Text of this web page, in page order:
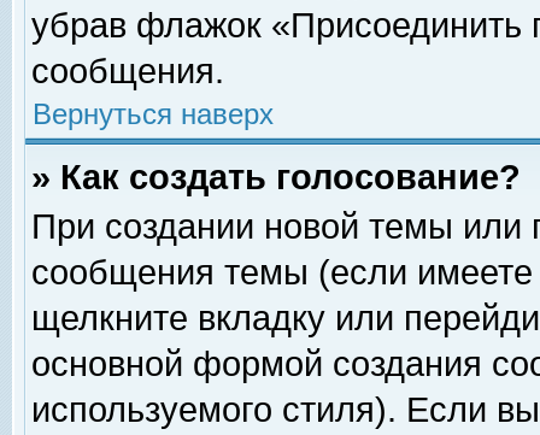
убрав флажок «Присоединить
сообщения.
Вернуться наверх
» Как создать голосование?
При создании новой темы или
сообщения темы (если
щелкните вкладку или
основной формой создания
используемого стиля). Если